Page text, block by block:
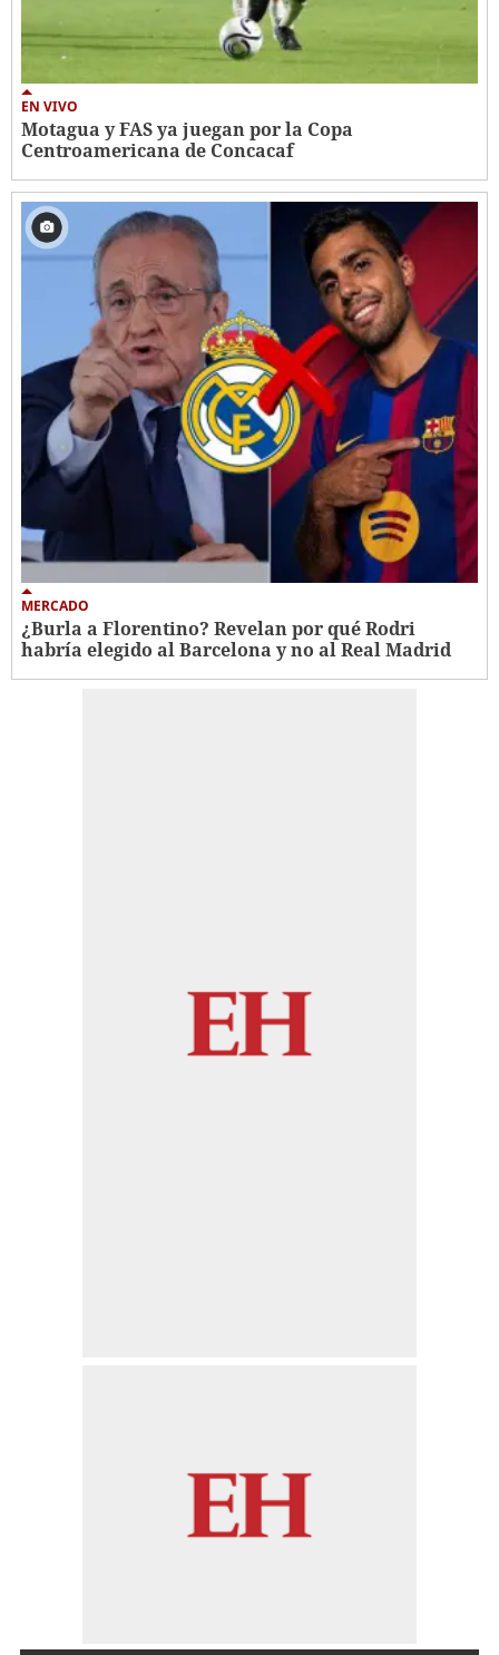
EN VIVO
Motagua y FAS ya juegan por la Copa
Centroamericana de Concacaf
MERCADO
¿Burla a Florentino? Revelan por qué Rodri
habría elegido al Barcelona y no al Real Madrid